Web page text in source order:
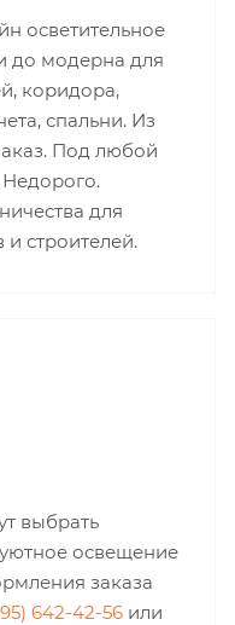
осветительное
до модерна для
коридора,
спальни. Из
Под любой
для
и строителей.
выбрать
освещение
заказа
642-42-56 или